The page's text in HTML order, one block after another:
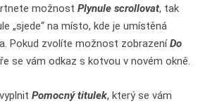
možnost Plynule scrollovat, tak
„sjede“ na místo, kde je umístěná
Pokud zvolíte možnost zobrazeníDo
se vám odkaz s kotvou v novém okně.
Pomocný titulek, který se vám